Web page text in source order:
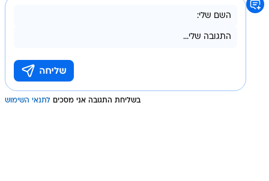
בשליחת התגובה אני מסכים לתנאי השימוש